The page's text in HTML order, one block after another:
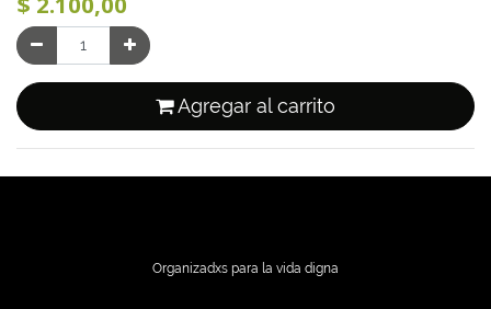
Agregar al carrito
Organizadxs para la vida digna